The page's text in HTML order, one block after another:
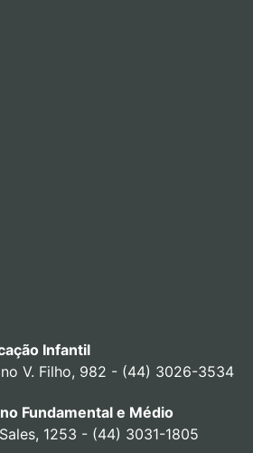
Infantil
V. Filho, 982 - (44) 3026-3534
Fundamental e Médio
1253 - (44) 3031-1805